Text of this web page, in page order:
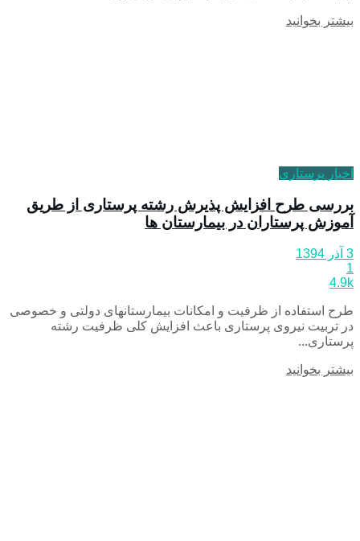
بیشتر بخوانید
اخبار پرستاری
بررسی طرح افزایش پذیرش رشته پرستاری از طریق
آموزش پرستاران در بیمارستان ها
3 آذر 1394
1
4.9k
طرح استفاده از ظرفیت و امکانات بیمارستانهای دولتی و خصوصی
در تربیت نیروی پرستاری باعث افزایش کلی ظرفیت رشته
پرستاری...
بیشتر بخوانید